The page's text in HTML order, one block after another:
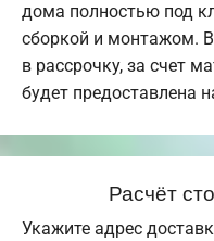
дома полностью под
сборкой и монтажом.
в рассрочку, за счет
будет предоставлена
Расчёт
Укажите адрес